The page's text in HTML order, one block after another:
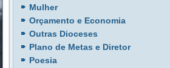
Mulher
Orçamento e Economia
Outras Dioceses
Plano de Metas e Diretor
Poesia